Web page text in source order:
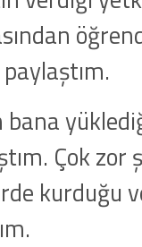
bana
Çok
kurduğu